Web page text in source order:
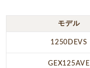
モデル
1250DEVS
GEX125AVE